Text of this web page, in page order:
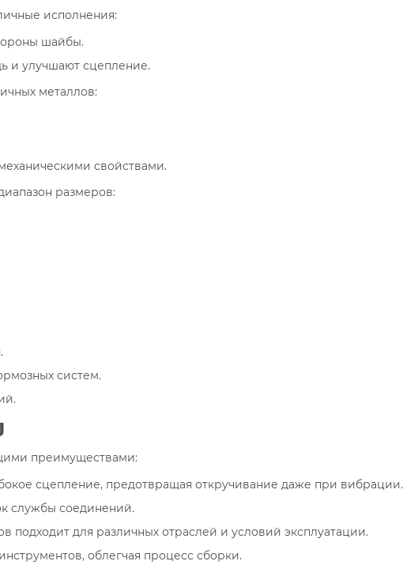
исполнения:
шайбы.
и улучшают сцепление.
металлов:
свойствами.
размеров:
систем.
преимуществами:
сцепление, предотвращая откручивание даже при вибрации.
службы соединений.
подходит для различных отраслей и условий эксплуатации.
облегчая процесс сборки.